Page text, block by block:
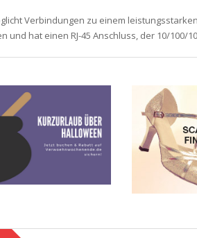
Verbindungen zu einem
hat einen RJ-45 Anschluss, der 10/100/